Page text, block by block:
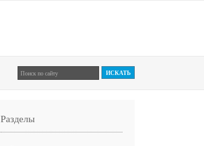
Разделы